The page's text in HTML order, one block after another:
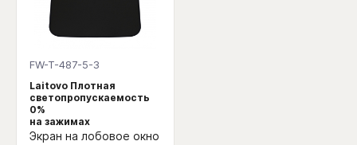
FW-T-487-5-3
Laitovo Плотная
светопропускаемость
0%
на зажимах
Экран на лобовое окно